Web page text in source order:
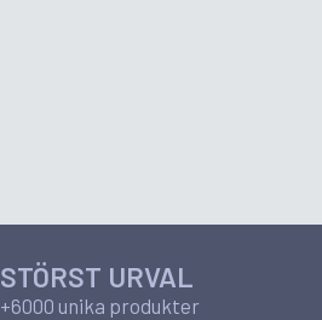
STÖRST URVAL
+6000 unika produkter